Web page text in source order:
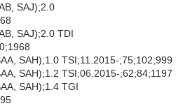
SAJ);2.0
SAJ);2.0 TDI
SAH);1.0 TSI;11.2015-;75;102;999
SAH);1.2 TSI;06.2015-;62;84;1197
SAH);1.4 TGI